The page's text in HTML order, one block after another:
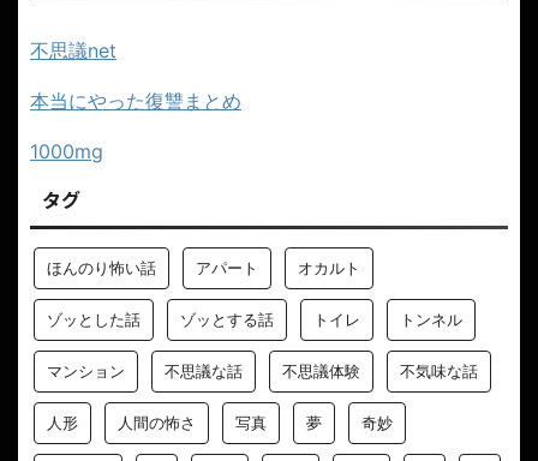
不思議net
本当にやった復讐まとめ
1000mg
タグ
ほんのり怖い話 アパート オカルト
ゾッとした話 ゾッとする話 トイレ トンネル
マンション 不思議な話 不思議体験 不気味な話
人形 人間の怖さ 写真 夢 奇妙